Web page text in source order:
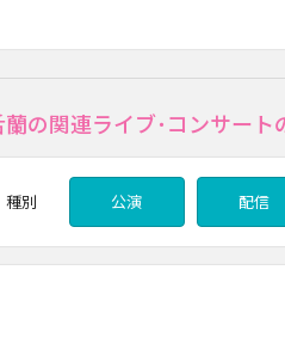
蘭の関連ライブ･コンサート
種別 公演 配信